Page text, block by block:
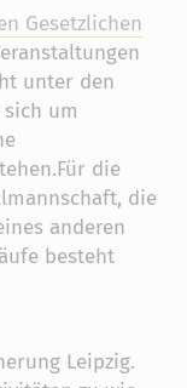
Gesetzlichen
unter den
um
die
die
anderen
besteht
Leipzig.